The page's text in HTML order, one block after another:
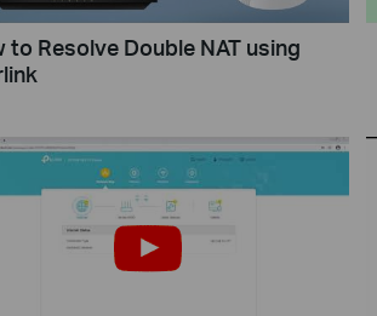
to Resolve Double NAT using